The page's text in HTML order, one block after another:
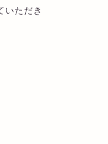
いただき